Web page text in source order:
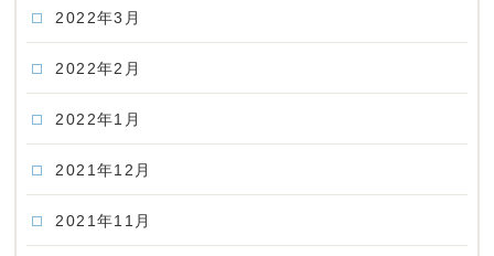
2022年3月
2022年2月
2022年1月
2021年12月
2021年11月